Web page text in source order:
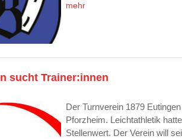
mehr
sucht Trainer:innen
Der Turnverein 1879
Pforzheim. Leichtathletik
Stellenwert. Der Verein will